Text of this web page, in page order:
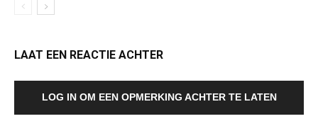
LAAT EEN REACTIE ACHTER
LOG IN OM EEN OPMERKING ACHTER TE LATEN